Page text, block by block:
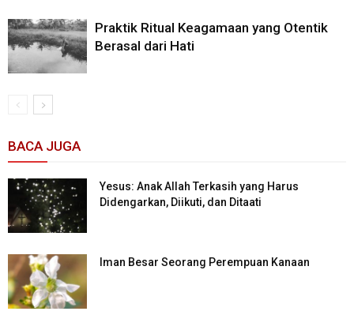
Praktik Ritual Keagamaan yang Otentik
Berasal dari Hati
BACA JUGA
Yesus: Anak Allah Terkasih yang Harus
Didengarkan, Diikuti, dan Ditaati
Iman Besar Seorang Perempuan Kanaan